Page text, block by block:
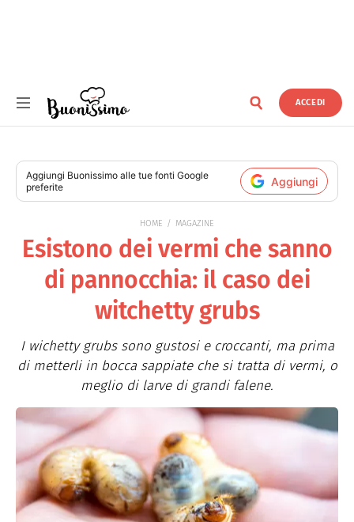
ACCEDI
Aggiungi Buonissimo alle tue fonti Google
preferite
Aggiungi
HOME MAGAZINE
Esistono dei vermi che sanno
di pannocchia: il caso dei
witchetty grubs
I wichetty grubs sono gustosi e croccanti, ma prima
di metterli in bocca sappiate che si tratta di vermi, o
meglio di larve di grandi falene.